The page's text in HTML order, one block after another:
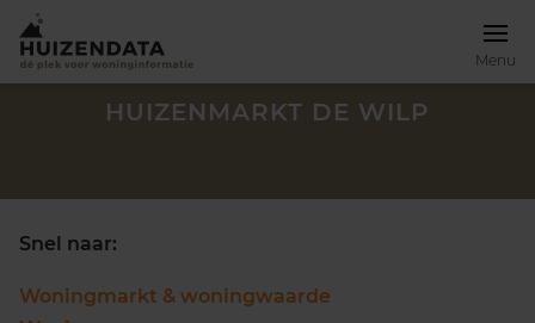
Menu
HUIZENMARKT DE WILP
Snel naar:
Woningmarkt & woningwaarde